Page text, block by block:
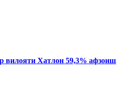
вилояти Хатлон 59,3% афзоиш